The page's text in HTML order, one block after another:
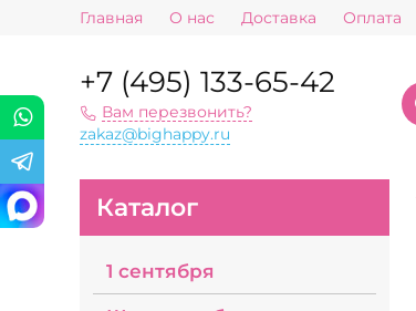
Главная О нас Доставка Оплата
+7 (495) 133-65-42
Вам перезвонить?
zakaz@bighappy.ru
Каталог
1 сентября